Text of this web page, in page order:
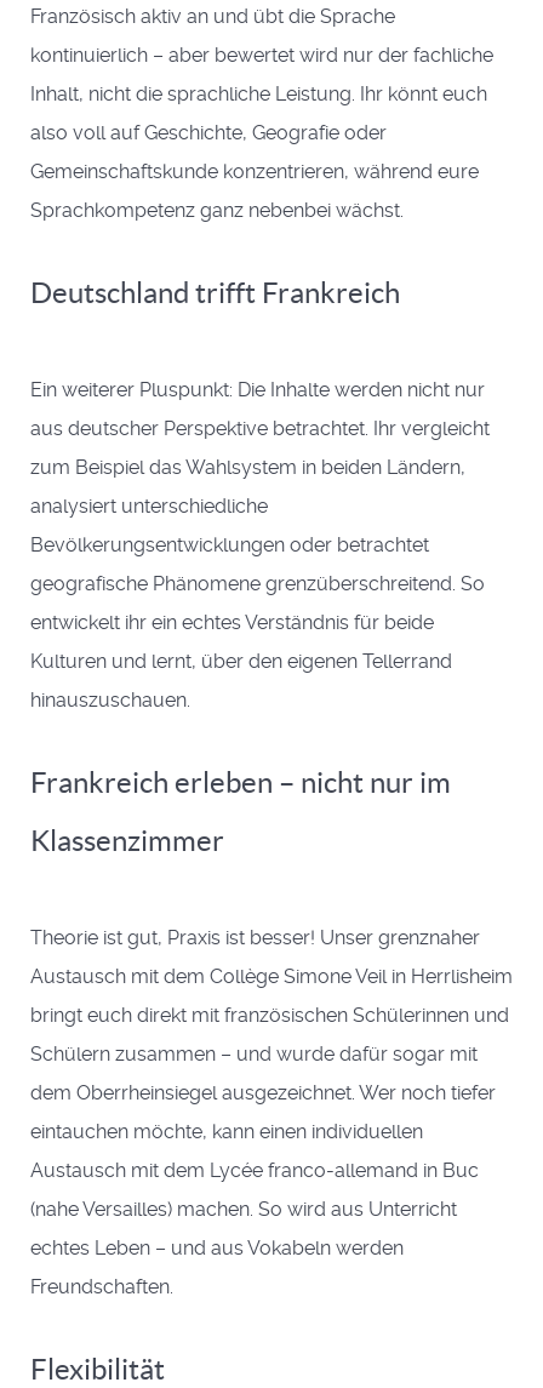
Französisch aktiv an und übt die Sprache
kontinuierlich – aber bewertet wird nur der fachliche
Inhalt, nicht die sprachliche Leistung. Ihr könnt euch
also voll auf Geschichte, Geografie oder
Gemeinschaftskunde konzentrieren, während eure
Sprachkompetenz ganz nebenbei wächst.
Deutschland trifft Frankreich
Ein weiterer Pluspunkt: Die Inhalte werden nicht nur
aus deutscher Perspektive betrachtet. Ihr vergleicht
zum Beispiel das Wahlsystem in beiden Ländern,
analysiert unterschiedliche
Bevölkerungsentwicklungen oder betrachtet
geografische Phänomene grenzüberschreitend. So
entwickelt ihr ein echtes Verständnis für beide
Kulturen und lernt, über den eigenen Tellerrand
hinauszuschauen.
Frankreich erleben – nicht nur im
Klassenzimmer
Theorie ist gut, Praxis ist besser! Unser grenznaher
Austausch mit dem Collège Simone Veil in Herrlisheim
bringt euch direkt mit französischen Schülerinnen und
Schülern zusammen – und wurde dafür sogar mit
dem Oberrheinsiegel ausgezeichnet. Wer noch tiefer
eintauchen möchte, kann einen individuellen
Austausch mit dem Lycée franco-allemand in Buc
(nahe Versailles) machen. So wird aus Unterricht
echtes Leben – und aus Vokabeln werden
Freundschaften.
Flexibilität